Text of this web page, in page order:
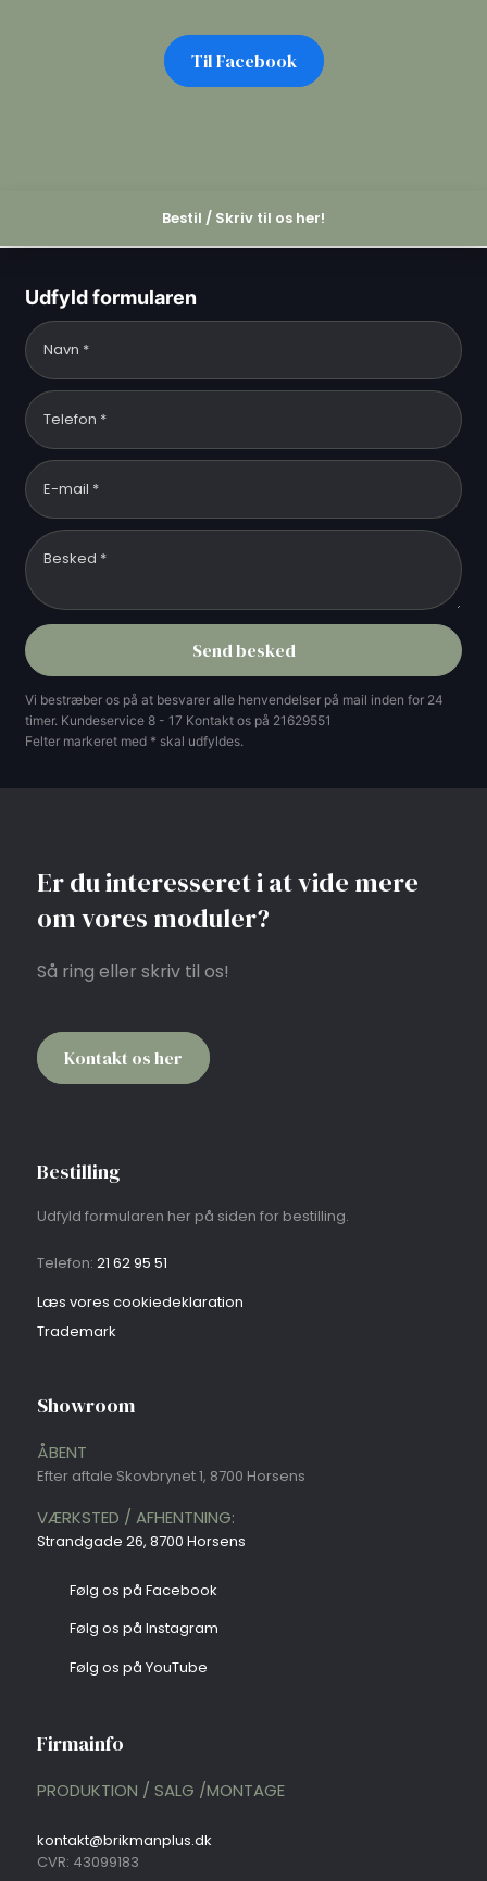
Til Facebook​
Udfyld formularen
Vi bestræber os på at besvarer alle henvendelser på mail inden for 24
timer. Kundeservice 8 - 17 Kontakt os på 21629551
Felter markeret med * skal udfyldes.​
Bestil / Skriv til os her!
Er du interesseret i at vide mere
om vores moduler?
Så ring eller skriv til os!
Kontakt os her​
Bestilling
Udfyld formularen her på siden for bestilling.
Telefon:21 62 95 51​
Læs vores cookie​deklaration
​Trademark
Showroom
ÅBENT
Efter aftale Skovbrynet 1, 8700 Horsens
VÆRKSTED / AFHENTNING:
Strandgade 26, 8700 Horsens​
​Følg os på Facebook
​Følg os på Instagram
​Følg os på YouTube
Firmainfo​
PRODUKTION / SALG /MONTAGE
kontakt@brikmanplus.dk
CVR: 43099183